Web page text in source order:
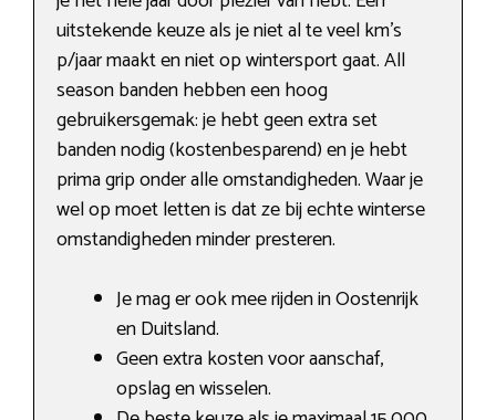
uitstekende keuze als je niet al te veel km’s
p/jaar maakt en niet op wintersport gaat. All
season banden hebben een hoog
gebruikersgemak: je hebt geen extra set
banden nodig (kostenbesparend) en je hebt
prima grip onder alle omstandigheden. Waar je
wel op moet letten is dat ze bij echte winterse
omstandigheden minder presteren.
Je mag er ook mee rijden in Oostenrijk
en Duitsland.
Geen extra kosten voor aanschaf,
opslag en wisselen.